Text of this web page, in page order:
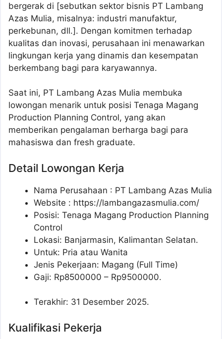
bergerak di [sebutkan sektor bisnis PT Lambang
Azas Mulia, misalnya: industri manufaktur,
perkebunan, dll.]. Dengan komitmen terhadap
kualitas dan inovasi, perusahaan ini menawarkan
lingkungan kerja yang dinamis dan kesempatan
berkembang bagi para karyawannya.
Saat ini, PT Lambang Azas Mulia membuka
lowongan menarik untuk posisi Tenaga Magang
Production Planning Control, yang akan
memberikan pengalaman berharga bagi para
mahasiswa dan fresh graduate.
Detail Lowongan Kerja
Nama Perusahaan : PT Lambang Azas Mulia
Website : https://lambangazasmulia.com/
Posisi: Tenaga Magang Production Planning
Control
Lokasi: Banjarmasin, Kalimantan Selatan.
Untuk: Pria atau Wanita
Jenis Pekerjaan: Magang (Full Time)
Gaji: Rp8500000 – Rp9500000.
Terakhir: 31 Desember 2025.
Kualifikasi Pekerja